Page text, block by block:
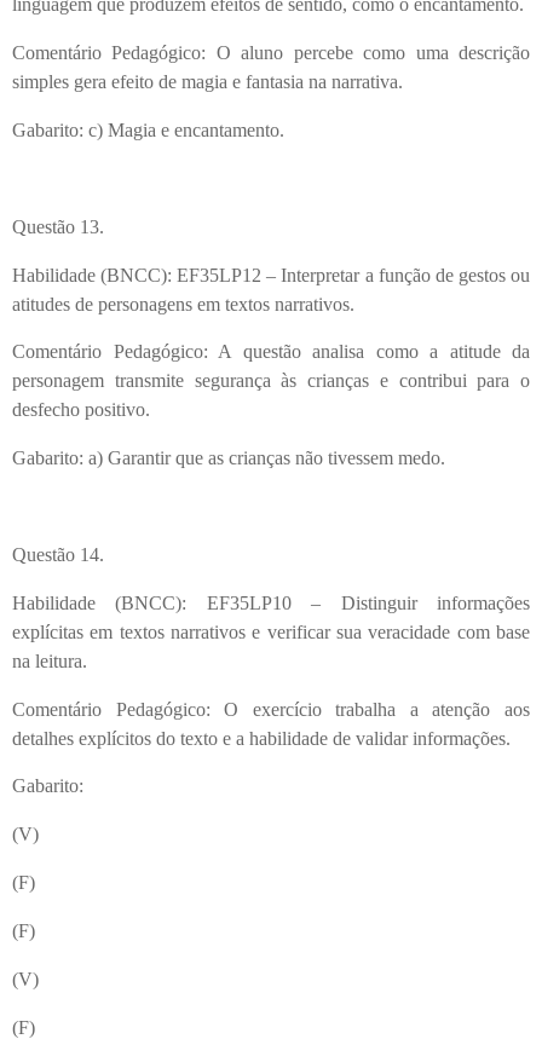
linguagem que produzem efeitos de sentido, como o encantamento.
Comentário Pedagógico: O aluno percebe como uma descrição
simples gera efeito de magia e fantasia na narrativa.
Gabarito: c) Magia e encantamento.
Questão 13.
Habilidade (BNCC): EF35LP12 – Interpretar a função de gestos ou
atitudes de personagens em textos narrativos.
Comentário Pedagógico: A questão analisa como a atitude da
personagem transmite segurança às crianças e contribui para o
desfecho positivo.
Gabarito: a) Garantir que as crianças não tivessem medo.
Questão 14.
Habilidade (BNCC): EF35LP10 – Distinguir informações
explícitas em textos narrativos e verificar sua veracidade com base
na leitura.
Comentário Pedagógico: O exercício trabalha a atenção aos
detalhes explícitos do texto e a habilidade de validar informações.
Gabarito:
(V)
(F)
(F)
(V)
(F)